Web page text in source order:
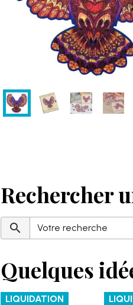
Rechercher
Quelques
LIQUIDATION